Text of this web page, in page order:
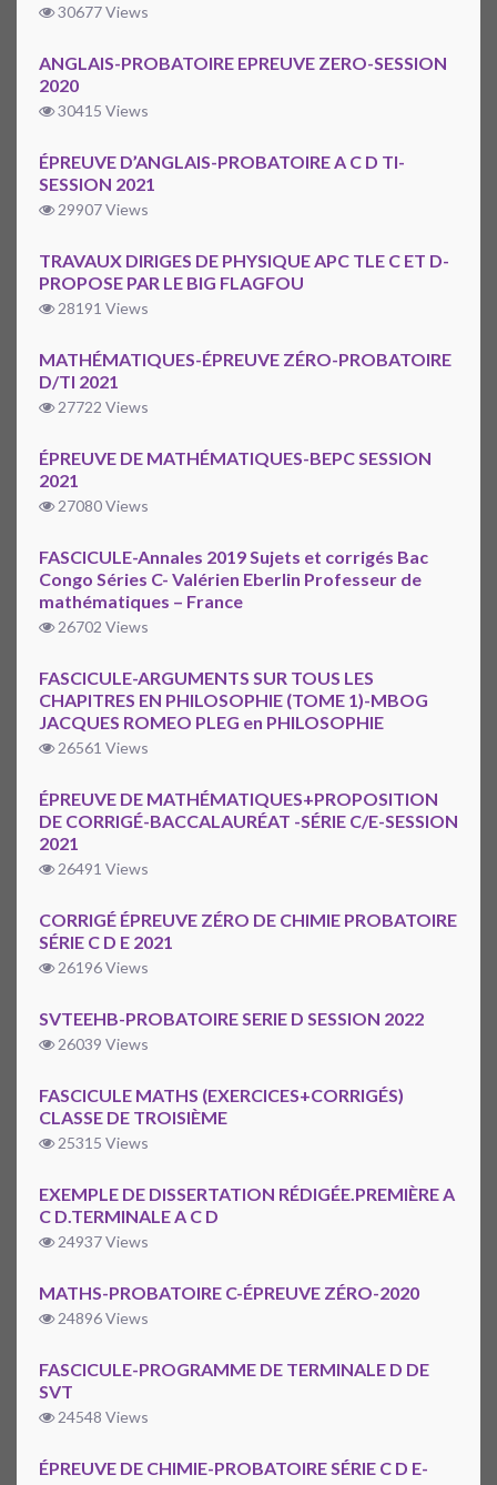
30677 Views
ANGLAIS-PROBATOIRE EPREUVE ZERO-SESSION
2020
30415 Views
ÉPREUVE D’ANGLAIS-PROBATOIRE A C D TI-
SESSION 2021
29907 Views
TRAVAUX DIRIGES DE PHYSIQUE APC TLE C ET D-
PROPOSE PAR LE BIG FLAGFOU
28191 Views
MATHÉMATIQUES-ÉPREUVE ZÉRO-PROBATOIRE
D/TI 2021
27722 Views
ÉPREUVE DE MATHÉMATIQUES-BEPC SESSION
2021
27080 Views
FASCICULE-Annales 2019 Sujets et corrigés Bac
Congo Séries C- Valérien Eberlin Professeur de
mathématiques – France
26702 Views
FASCICULE-ARGUMENTS SUR TOUS LES
CHAPITRES EN PHILOSOPHIE (TOME 1)-MBOG
JACQUES ROMEO PLEG en PHILOSOPHIE
26561 Views
ÉPREUVE DE MATHÉMATIQUES+PROPOSITION
DE CORRIGÉ-BACCALAURÉAT -SÉRIE C/E-SESSION
2021
26491 Views
CORRIGÉ ÉPREUVE ZÉRO DE CHIMIE PROBATOIRE
SÉRIE C D E 2021
26196 Views
SVTEEHB-PROBATOIRE SERIE D SESSION 2022
26039 Views
FASCICULE MATHS (EXERCICES+CORRIGÉS)
CLASSE DE TROISIÈME
25315 Views
EXEMPLE DE DISSERTATION RÉDIGÉE.PREMIÈRE A
C D.TERMINALE A C D
24937 Views
MATHS-PROBATOIRE C-ÉPREUVE ZÉRO-2020
24896 Views
FASCICULE-PROGRAMME DE TERMINALE D DE
SVT
24548 Views
ÉPREUVE DE CHIMIE-PROBATOIRE SÉRIE C D E-